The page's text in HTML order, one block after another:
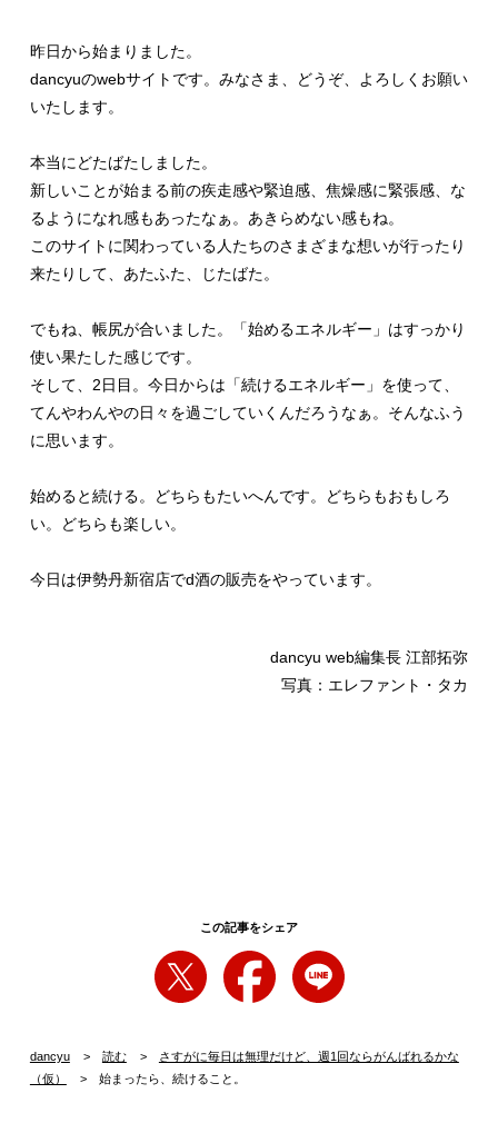
昨日から始まりました。
dancyuのwebサイトです。みなさま、どうぞ、よろしくお願い
いたします。
本当にどたばたしました。
新しいことが始まる前の疾走感や緊迫感、焦燥感に緊張感、な
るようになれ感もあったなぁ。あきらめない感もね。
このサイトに関わっている人たちのさまざまな想いが行ったり
来たりして、あたふた、じたばた。
でもね、帳尻が合いました。「始めるエネルギー」はすっかり
使い果たした感じです。
そして、 2日目。今日からは「続けるエネルギー」を使って、
てんやわんやの日々を過ごしていくんだろうなぁ。そんなふう
に思います。
始めると続ける。どちらもたいへんです。どちらもおもしろ
い。どちらも楽しい。
今日は伊勢丹新宿店でd酒の販売をやっています。
dancyu web編集長 江部拓弥
写真：エレファント・タカ
この記事をシェア
dancyu 読む
さすがに毎日は無理だけど、週1回ならがんばれるかな
（仮）
始まったら、続けること。